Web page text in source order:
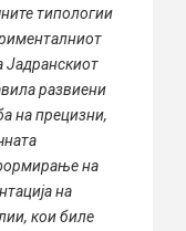
типологии
Јадранскиот
развиени
на прецизни,
на
на
кои биле